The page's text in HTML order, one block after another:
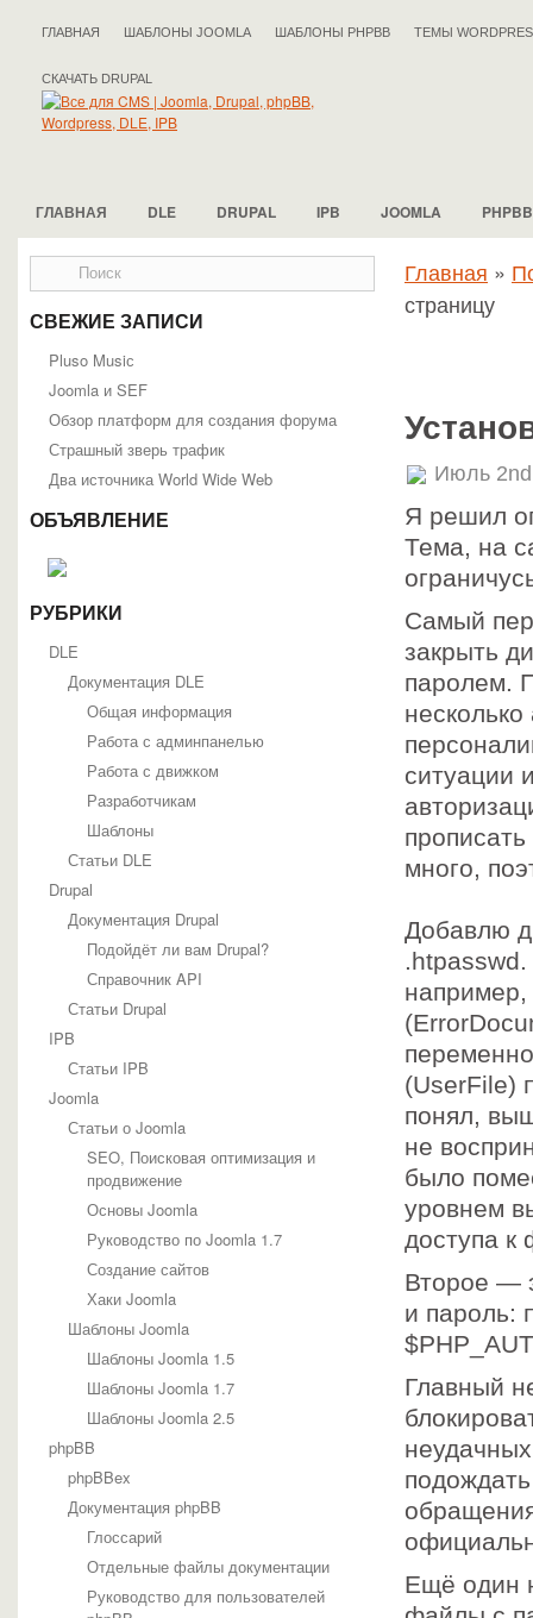
ГЛАВНАЯ ШАБЛОНЫ JOOMLA ШАБЛОНЫ PHPBB ТЕМЫ
СКАЧАТЬ DRUPAL
ГЛАВНАЯ DLE DRUPAL IPB JOOMLA PHPBB
СВЕЖИЕ ЗАПИСИ
Pluso Musiс
Joomla и SEF
Обзор платформ для создания форума
Страшный зверь трафик
Два источника World Wide Web
ОБЪЯВЛЕНИЕ
РУБРИКИ
DLE
Документация DLE
Общая информация
Работа с админпанелью
Работа с движком
Разработчикам
Шаблоны
Статьи DLE
Drupal
Документация Drupal
Подойдёт ли вам Drupal?
Справочник API
Статьи Drupal
IPB
Статьи IPB
Joomla
Статьи о Joomla
SEO, Поисковая оптимизация и
продвижение
Основы Joomla
Руководство по Joomla 1.7
Создание сайтов
Хаки Joomla
Шаблоны Joomla
Шаблоны Joomla 1.5
Шаблоны Joomla 1.7
Шаблоны Joomla 2.5
phpBB
phpBBex
Документация phpBB
Глоссарий
Отдельные файлы документации
Руководство для пользователей
Главная »
страницу
Июль
Я решил
Тема, на
Самый
закрыть
паролем.
ситуации
много,
Добавлю
(UserFile)
понял,
не
было
уровнем
доступа
Второе —
и пароль:
Главный
Ещё один